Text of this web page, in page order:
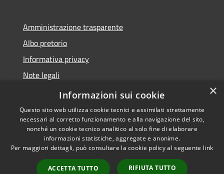
Amministrazione trasparente
Albo pretorio
Informativa privacy
Note legali
Dichiarazione di accessibilità
Accessibilità
Copyright © 2026 • Comune di
Costa Volpino • Powered by
Municipium•
Accesso
×
Informazioni sui cookie
Questo sito web utilizza cookie tecnici e assimilati strettamente
necessari al corretto funzionamento e alla navigazione del sito,
nonché un cookie tecnico analitico al solo fine di elaborare
informazioni statistiche, aggregate e anonime.
Per maggiori dettagli, può consultare la cookie policy al seguente link
ACCETTA TUTTO RIFIUTA TUTTO